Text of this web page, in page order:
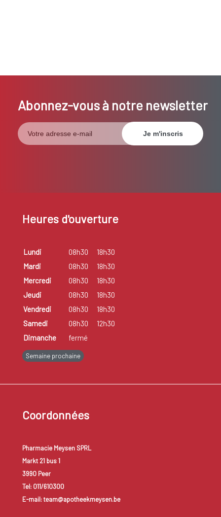
Abonnez-vous à notre newsletter
Heures d'ouverture
Lundi 08h30
18h30
Mardi
08h30
18h30
Mercredi
08h30
18h30
Jeudi
08h30
18h30
Vendredi
08h30
18h30
Samedi
08h30
12h30
Dimanche
fermé
Semaine prochaine
Coordonnées
Pharmacie Meysen SPRL
Markt 21 bus 1
3990 Peer
Tel: 011/610300
E-mail: team@apotheekmeysen.be